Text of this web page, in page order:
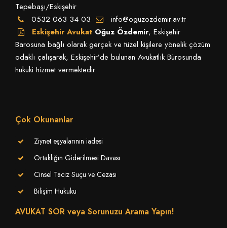
Tepebaşı/Eskişehir
0532 063 34 03
info@oguzozdemir.av.tr
Eskişehir Avukat Oğuz Özdemir, Eskişehir
Barosuna bağlı olarak gerçek ve tüzel kişilere yönelik çözüm
odaklı çalışarak, Eskişehir’de bulunan Avukatlık Bürosunda
hukuki hizmet vermektedir.
Çok Okunanlar
Ziynet eşyalarının iadesi
Ortaklığın Giderilmesi Davası
Cinsel Taciz Suçu ve Cezası
Bilişim Hukuku
AVUKAT SOR veya Sorunuzu Arama Yapın!